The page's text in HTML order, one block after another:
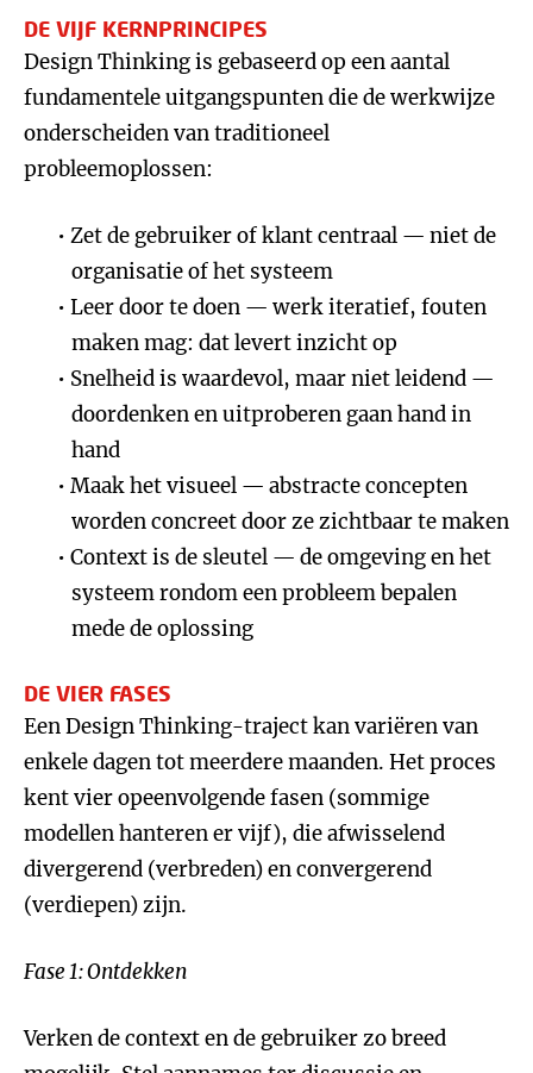
DE VIJF KERNPRINCIPES
Design Thinking is gebaseerd op een aantal
fundamentele uitgangspunten die de werkwijze
onderscheiden van traditioneel
probleemoplossen:
Zet de gebruiker of klant centraal — niet de
organisatie of het systeem
Leer door te doen — werk iteratief, fouten
maken mag: dat levert inzicht op
Snelheid is waardevol, maar niet leidend —
doordenken en uitproberen gaan hand in
hand
Maak het visueel — abstracte concepten
worden concreet door ze zichtbaar te maken
Context is de sleutel — de omgeving en het
systeem rondom een probleem bepalen
mede de oplossing
DE VIER FASES
Een Design Thinking-traject kan variëren van
enkele dagen tot meerdere maanden. Het proces
kent vier opeenvolgende fasen (sommige
modellen hanteren er vijf), die afwisselend
divergerend (verbreden) en convergerend
(verdiepen) zijn.
Fase 1: Ontdekken
Verken de context en de gebruiker zo breed